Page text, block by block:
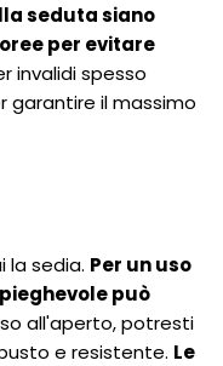
seduta siano
per evitare
invalidi spesso
il massimo
la sedia. Per un uso
può
all'aperto, potresti
e resistente. Le